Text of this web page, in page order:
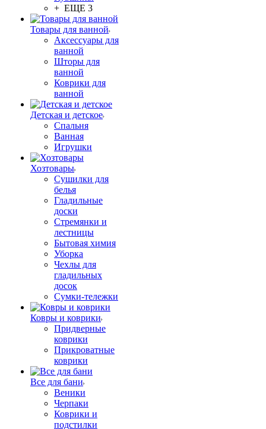
+ ЕЩЕ 3
Товары для ванной
Аксессуары для
ванной
Шторы для
ванной
Коврики для
ванной
Детская и детское
Спальня
Ванная
Игрушки
Хозтовары
Сушилки для
белья
Гладильные
доски
Стремянки и
лестницы
Бытовая химия
Уборка
Чехлы для
гладильных
досок
Сумки-тележки
Ковры и коврики
Придверные
коврики
Прикроватные
коврики
Все для бани
Веники
Черпаки
Коврики и
подстилки